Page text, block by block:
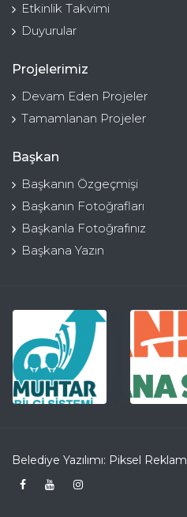
Etkinlik Takvimi
Duyurular
Projelerimiz
Devam Eden Projeler
Tamamlanan Projeler
Başkan
Başkanın Özgeçmişi
Başkanın Fotoğrafları
Başkanla Fotoğrafınız
Başkana Yazın
Belediye Yazılımı: Piksel Reklam